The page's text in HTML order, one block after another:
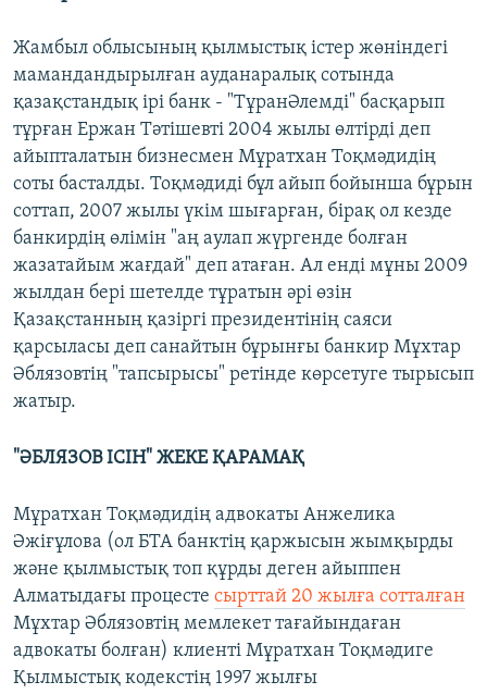
Жамбыл облысының қылмыстық істер жөніндегі
мамандандырылған ауданаралық сотында
қазақстандық ірі банк - "ТұранӘлемді" басқарып
тұрған Ержан Тәтішевті 2004 жылы өлтірді деп
айыпталатын бизнесмен Мұратхан Тоқмәдидің
соты басталды. Тоқмәдиді бұл айып бойынша бұрын
соттап, 2007 жылы үкім шығарған, бірақ ол кезде
банкирдің өлімін "аң аулап жүргенде болған
жазатайым жағдай" деп атаған. Ал енді мұны 2009
жылдан бері шетелде тұратын әрі өзін
Қазақстанның қазіргі президентінің саяси
қарсыласы деп санайтын бұрынғы банкир Мұхтар
Әблязовтің "тапсырысы" ретінде көрсетуге тырысып
жатыр.
"ӘБЛЯЗОВ ІСІН" ЖЕКЕ ҚАРАМАҚ
Мұратхан Тоқмәдидің адвокаты Анжелика
Әжіғұлова (ол БТА банктің қаржысын жымқырды
және қылмыстық топ құрды деген айыппен
Алматыдағы процесте сырттай 20 жылға сотталған
Мұхтар Әблязовтің мемлекет тағайындаған
адвокаты болған) клиенті Мұратхан Тоқмәдиге
Қылмыстық кодекстің 1997 жылғы